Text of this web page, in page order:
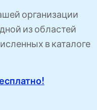
организации
из областей
в каталоге